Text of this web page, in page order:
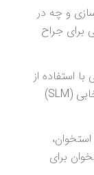
و چه در
برای جراح
استفاده از
یک چاپگر سه بعدی با روش ذوب لیزری انتخابی (SLM)
برای